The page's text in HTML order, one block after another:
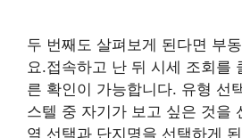
두 번째도 살펴보게 된다면 부
요.접속하고 난 뒤 시세 조회를
른 확인이 가능합니다. 유형 선
스텔 중 자기가 보고 싶은 것을
역 선택과 단지명을 선택하게